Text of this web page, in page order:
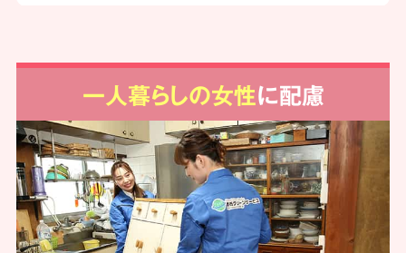
一人暮らしの女性に配慮